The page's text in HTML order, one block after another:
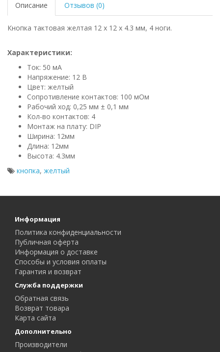
Описание Отзывов (0)
Кнопка тактовая желтая 12 х 12 x 4.3 мм, 4 ноги.
Характеристики:
Ток: 50 мА
Напряжение: 12 В
Цвет: желтый
Сопротивление контактов: 100 мОм
Рабочий ход: 0,25 мм ± 0,1 мм
Кол-во контактов: 4
Монтаж на плату: DIP
Ширина: 12мм
Длина: 12мм
Высота: 4.3мм
кнопка, желтый
Информация
Политика конфиденциальности
Публичная оферта
Информация о доставке
Способы и условия оплаты
Гарантия и возврат
Служба поддержки
Обратная связь
Возврат товара
Карта сайта
Дополнительно
Производители